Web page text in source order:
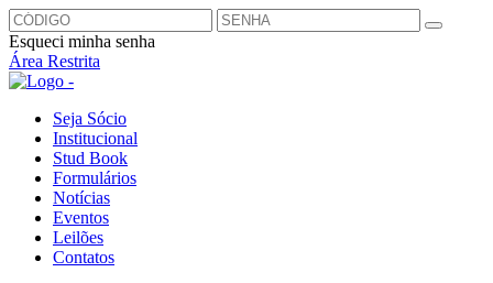
Esqueci minha senha
Área Restrita
Seja Sócio
Institucional
Stud Book
Formulários
Notícias
Eventos
Leilões
Contatos